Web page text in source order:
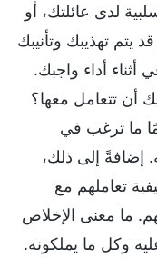
لدى عائلتك، أو
يتم تهذيبك وتأنيبك
أثناء أداء واجبك.
أن تتعامل معها؟
ما ترغب في
إضافةً إلى ذلك،
تعاملهم مع
ما معنى الإخلاص
وكل ما يملكونه.